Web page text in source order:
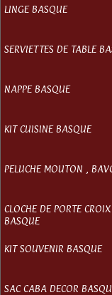
LINGE BASQUE
SERVIETTES DE TABLE
NAPPE BASQUE
KIT CUISINE BASQUE
PELUCHE MOUTON ,
CLOCHE DE PORTE CROIX
BASQUE
KIT SOUVENIR BASQUE
SAC CABA DECOR